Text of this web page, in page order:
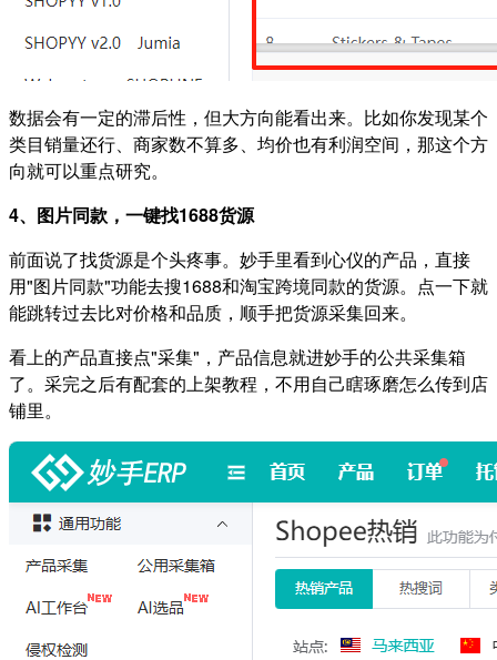
数据会有一定的滞后性，但大方向能看出来。比如你发现某个
类目销量还行、商家数不算多、均价也有利润空间，那这个方
向就可以重点研究。
4、图片同款，一键找1688货源
前面说了找货源是个头疼事。妙手里看到心仪的产品，直接
用"图片同款"功能去搜1688和淘宝跨境同款的货源。点一下就
能跳转过去比对价格和品质，顺手把货源采集回来。
看上的产品直接点"采集"，产品信息就进妙手的公共采集箱
了。采完之后有配套的上架教程，不用自己瞎琢磨怎么传到店
铺里。